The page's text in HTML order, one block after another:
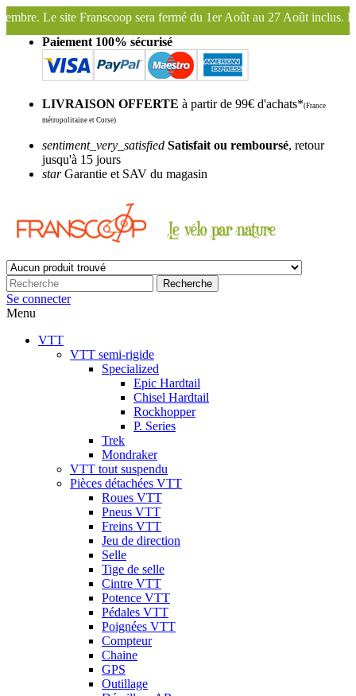
fermé du 1er Août au 27 Août inclus. Bonnes vacances !
Paiement 100% sécurisé
LIVRAISON OFFERTE à partir de 99€ d'achats*(France
métropolitaine et Corse)
sentiment_very_satisfied Satisfait ou remboursé, retour
jusqu'à 15 jours
starGarantie et SAV du magasin
Recherche
Se connecter
Menu
VTT
VTT semi-rigide
Specialized
Epic Hardtail
Chisel Hardtail
Rockhopper
P. Series
Trek
Mondraker
VTT tout suspendu
Pièces détachées VTT
Roues VTT
Pneus VTT
Freins VTT
Jeu de direction
Selle
Tige de selle
Cintre VTT
Potence VTT
Pédales VTT
Poignées VTT
Compteur
Chaine
GPS
Outillage